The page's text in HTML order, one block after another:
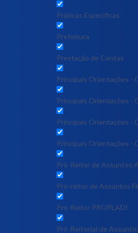
Práticas Específicas
Prefeitura
Prestação de Contas
Principais Orientações -
Principais Orientações -
Principais Orientações -
Principais Orientações -
Pró-Reitor de Assuntos
Pró-reitor de Assuntos
Pró-Reitor PROPLADI
Pró-Reitor(a) de